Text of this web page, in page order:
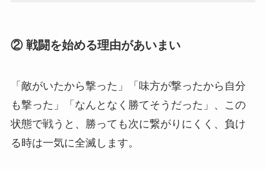
② 戦闘を始める理由があいまい
「敵がいたから撃った」「味方が撃ったから自分
も撃った」「なんとなく勝てそうだった」、この
状態で戦うと、勝っても次に繋がりにくく、負け
る時は一気に全滅します。